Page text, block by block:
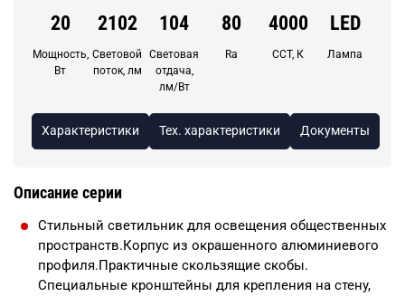
20
Мощность,
Вт
2102
Световой
поток, лм
104
Световая
отдача,
лм/Вт
80
Ra
4000
CCT, К
LED
Лампа
Характеристики Тех. характеристики Документы
Описание серии
Стильный светильник для освещения общественных
пространств.Корпус из окрашенного алюминиевого
профиля.Практичные скользящие скобы.
Специальные кронштейны для крепления на стену,